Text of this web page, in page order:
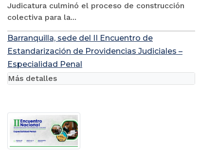
Judicatura culminó el proceso de construcción
colectiva para la...
Barranquilla, sede del II Encuentro de
Estandarización de Providencias Judiciales –
Especialidad Penal
Más detalles